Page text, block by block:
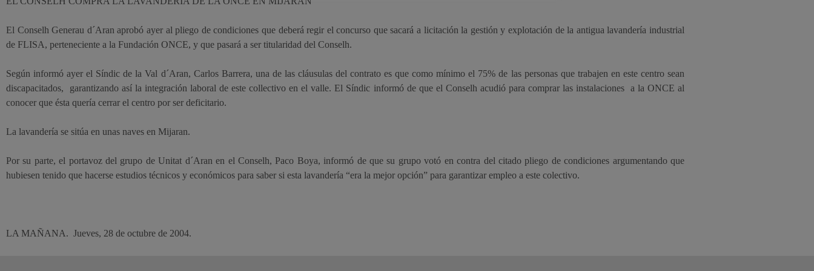
El Conselh Generau d´Aran aprobó ayer al pliego de condiciones que deberá regir el concurso que sacará a licitación la gestión y explotación de la antigua lavandería industrial
de FLISA, perteneciente a la Fundación ONCE, y que pasará a ser titularidad del Conselh.
Según informó ayer el Síndic de la Val d´Aran, Carlos Barrera, una de las cláusulas del contrato es que como mínimo el 75% de las personas que trabajen en este centro sean
discapacitados,
garantizando así la integración laboral de este collectivo en el valle. El Síndic informó de que el Conselh acudió para comprar las instalaciones a la ONCE al
conocer que ésta quería cerrar el centro por ser deficitario.
La lavandería se sitúa en unas naves en Mijaran.
Por su parte, el portavoz del grupo de Unitat d´Aran en el Conselh, Paco Boya, informó de que su grupo votó en contra del citado pliego de condiciones argumentando que
hubiesen tenido que hacerse estudios técnicos y económicos para saber si esta lavandería “era la mejor opción” para garantizar empleo a este colectivo.
LA MAÑANA. Jueves, 28 de octubre de 2004.